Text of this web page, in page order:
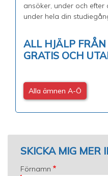
ansöker, under och
under hela din
ALL HJÄLP
GRATIS OCH
Alla ämnen A-Ö
SKICKA MIG MER
Förnamn